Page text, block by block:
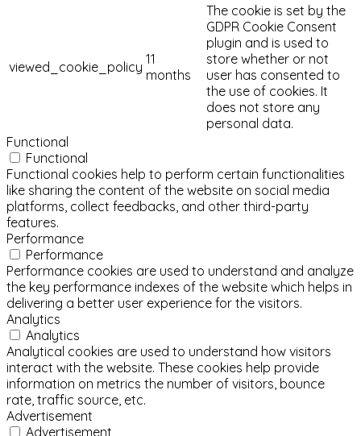
viewed_cookie_policy 11
months
The cookie is set by the
GDPR Cookie Consent
plugin and is used to
store whether or not
user has consented to
the use of cookies. It
does not store any
personal data.
Functional
Functional
Functional cookies help to perform certain functionalities
like sharing the content of the website on social media
platforms, collect feedbacks, and other third-party
features.
Performance
Performance
Performance cookies are used to understand and analyze
the key performance indexes of the website which helps in
delivering a better user experience for the visitors.
Analytics
Analytics
Analytical cookies are used to understand how visitors
interact with the website. These cookies help provide
information on metrics the number of visitors, bounce
rate, traffic source, etc.
Advertisement
Advertisement